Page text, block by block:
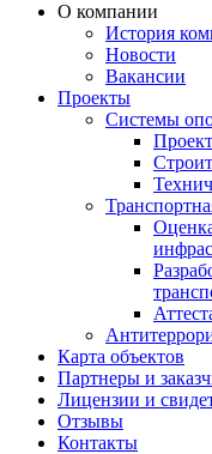
О компании
История
Новости
Вакансии
Проекты
Системы
Карта объектов
Партнеры и
Лицензии и
Отзывы
Контакты